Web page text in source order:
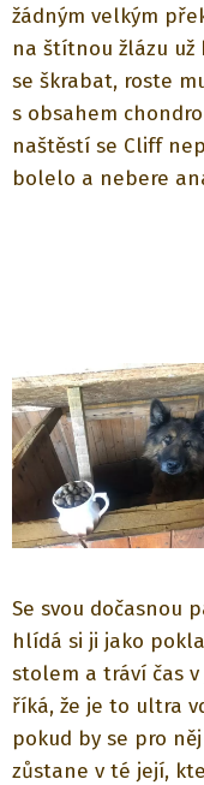
žádným velkým
na štítnou žlázu
se škrabat, roste
s obsahem
naštěstí se Cliff
bolelo a nebere
Se svou dočasnou
hlídá si ji jako
stolem a tráví čas
říká, že je to ultra
pokud by se pro
zůstane v té její,